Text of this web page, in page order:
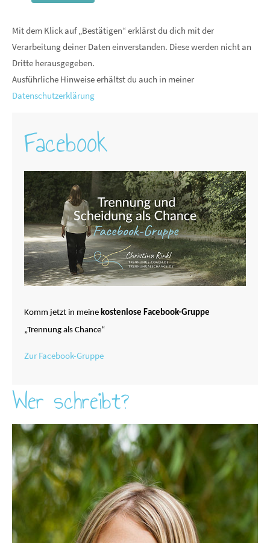
Mit dem Klick auf „Bestätigen“ erklärst du dich mit der
Verarbeitung deiner Daten einverstanden. Diese werden nicht an
Dritte herausgegeben.
Ausführliche Hinweise erhältst du auch in meiner
Datenschutzerklärung
Facebook
Komm jetzt in meine kostenlose Facebook-Gruppe
„Trennung als Chance“
Zur Facebook-Gruppe
Wer schreibt?